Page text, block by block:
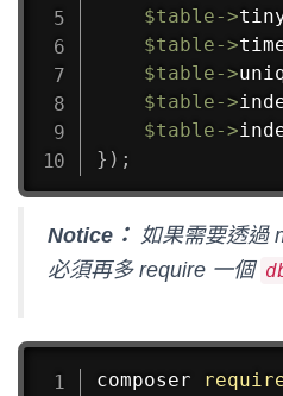
$table->
$table->
$table->
$table->
$table->
} ) ;
Notice： 如果需要透過
必須再多 require 一個
composer